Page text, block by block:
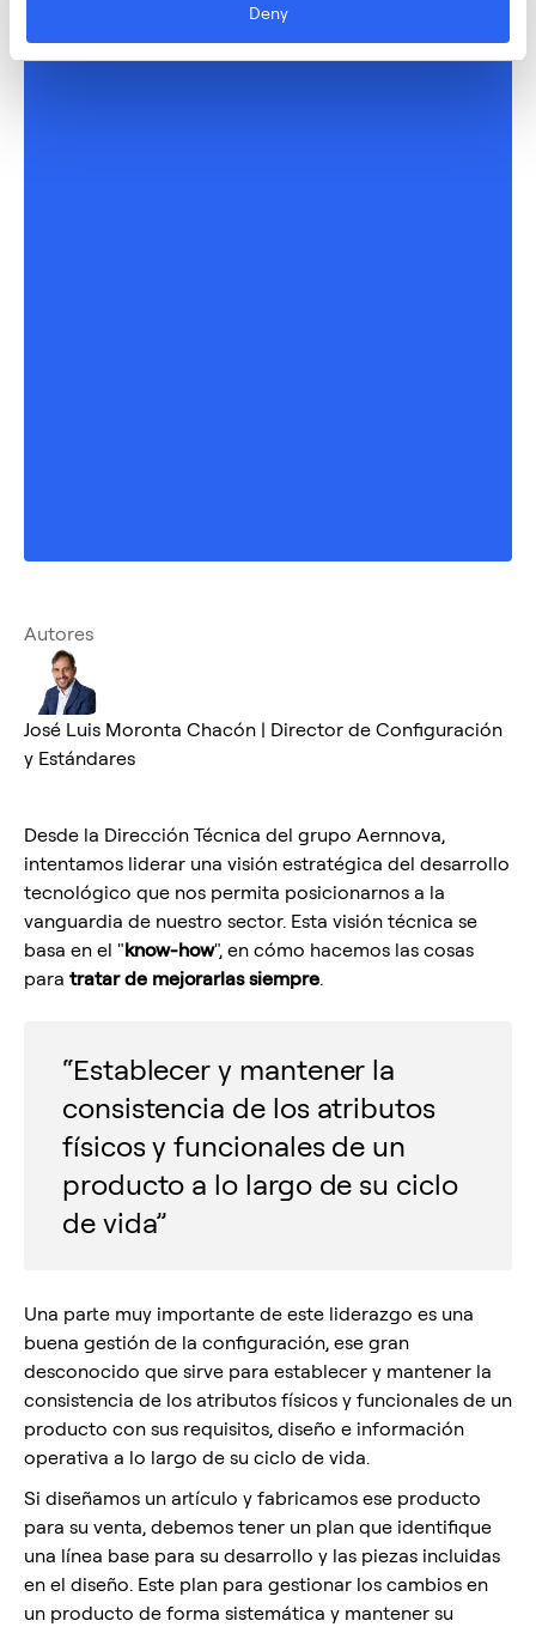
Deny
Autores
José Luis Moronta Chacón | Director de Configuración
y Estándares
Desde la Dirección Técnica del grupo Aernnova,
intentamos liderar una visión estratégica del desarrollo
tecnológico que nos permita posicionarnos a la
vanguardia de nuestro sector. Esta visión técnica se
basa en el "know-how", en cómo hacemos las cosas
para tratar de mejorarlas siempre.
“Establecer y mantener la
consistencia de los atributos
físicos y funcionales de un
producto a lo largo de su ciclo
de vida”
Una parte muy importante de este liderazgo es una
buena gestión de la configuración, ese gran
desconocido que sirve para establecer y mantener la
consistencia de los atributos físicos y funcionales de un
producto con sus requisitos, diseño e información
operativa a lo largo de su ciclo de vida.
Si diseñamos un artículo y fabricamos ese producto
para su venta, debemos tener un plan que identifique
una línea base para su desarrollo y las piezas incluidas
en el diseño. Este plan para gestionar los cambios en
un producto de forma sistemática y mantener su